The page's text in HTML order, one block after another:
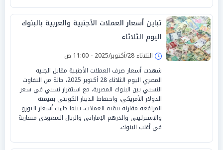
تباين أسعار العملات الأجنبية والعربية بالبنوك
اليوم الثلاثاء
الثلاثاء 28/أكتوبر/2025 - 11:00 ص
شهدت أسعار صرف العملات الأجنبية مقابل الجنيه
المصري اليوم الثلاثاء 28 أكتوبر 2025، حالة من التفاوت
النسبي بين البنوك المصرية، مع استقرار نسبي في سعر
الدولار الأمريكي، واحتفاظ الدينار الكويتي بقيمته
المرتفعة مقارنة ببقية العملات، بينما جاءت أسعار اليورو
والإسترليني والدرهم الإماراتي والريال السعودي متقاربة
في أغلب البنوك.